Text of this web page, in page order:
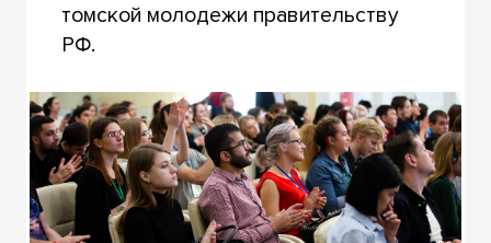
томской молодежи правительству
РФ.